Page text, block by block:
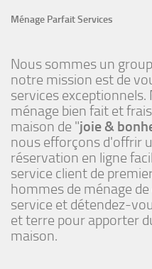
Ménage Parfait Services
Nous sommes un
notre mission est de
services
ménage bien fait et
maison de "joie &
nous efforçons d'offrir
réservation en ligne
service client de
hommes de ménage
service et détendez-
et terre pour apporter
maison.